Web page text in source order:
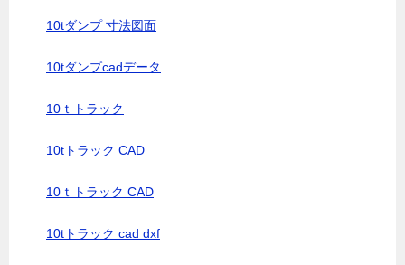
10tダンプ 寸法図面
10tダンプcadデータ
10ｔトラック
10tトラック CAD
10ｔトラック CAD
10tトラック cad dxf